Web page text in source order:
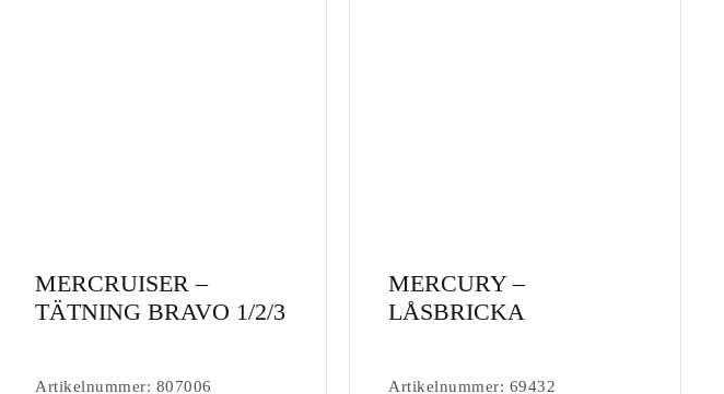
MERCRUISER –
TÄTNING BRAVO 1/2/3
Artikelnummer: 807006
MERCURY –
LÅSBRICKA
Artikelnummer: 69432